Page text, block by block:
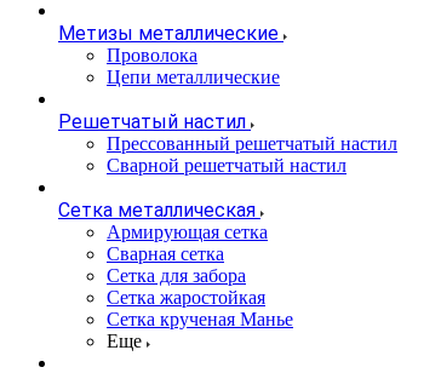
Метизы металлические
Проволока
Цепи металлические
Решетчатый настил
Прессованный решетчатый настил
Сварной решетчатый настил
Сетка металлическая
Армирующая сетка
Сварная сетка
Сетка для забора
Сетка жаростойкая
Сетка крученая Манье
Еще